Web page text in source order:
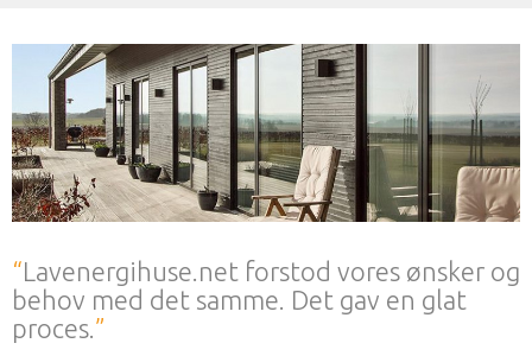
Lavenergihuse.net forstod vores ønsker og
behov med det samme. Det gav en glat
proces.